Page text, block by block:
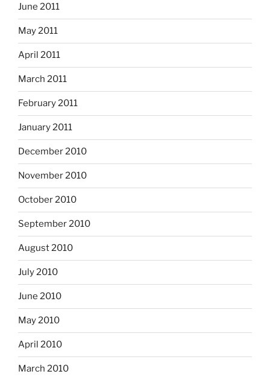
June 2011
May 2011
April 2011
March 2011
February 2011
January 2011
December 2010
November 2010
October 2010
September 2010
August 2010
July 2010
June 2010
May 2010
April 2010
March 2010